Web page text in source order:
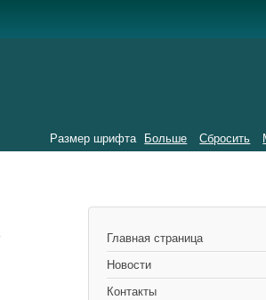
Размер шрифта Больше Сбросить
Главная страница
Новости
Контакты